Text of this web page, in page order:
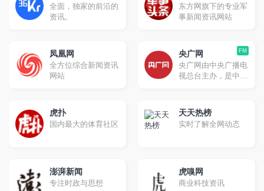
服务器）组成的联邦
网络。
全面，独家的前沿的
资讯。
东方网旗下的专业军
事新闻资讯网站
凤凰网
全方位综合新闻资讯
网站
FM
央广网
央广网由中央广播电
视总台主办，是中央
名，以音频收听为特
色，将打造为新闻门
户，成为优势突出、
虎扑
国内最大的体育社区
天天热榜
实时了解全网动态
澎湃新闻
专注时政与思想
虎嗅网
商业科技资讯